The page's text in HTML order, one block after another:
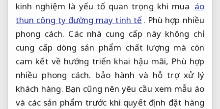
kinh nghiệm là yếu tố quan trọng khi mua áo
thun công ty đường may tinh tế. Phù hợp nhiều
phong cách. Các nhà cung cấp này không chỉ
cung cấp dòng sản phẩm chất lượng mà còn
cam kết về hướng triển khai hậu mãi, Phù hợp
nhiều phong cách. bảo hành và hỗ trợ xử lý
khách hàng. Bạn cũng nên yêu cầu xem mẫu áo
và các sản phẩm trước khi quyết định đặt hàng